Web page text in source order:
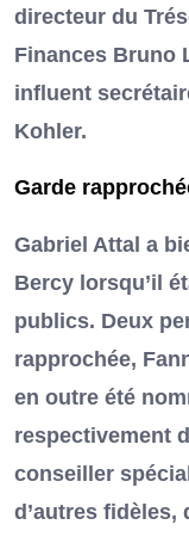
directeur du
Finances Bruno
influent
Kohler.
Garde
Gabriel Attal a
Bercy lorsqu’il
publics. Deux
rapprochée,
en outre été
respectivement
conseiller
d’autres